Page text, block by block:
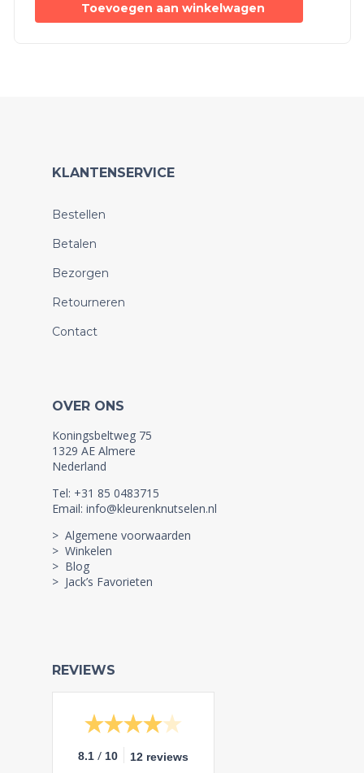
Toevoegen aan winkelwagen
KLANTENSERVICE
Bestellen
Betalen
Bezorgen
Retourneren
Contact
OVER ONS
Koningsbeltweg 75
1329 AE Almere
Nederland
Tel: +31 85 0483715
Email: info@kleurenknutselen.nl
> Algemene voorwaarden
> Winkelen
> Blog
> Jack’s Favorieten
REVIEWS
8.1 / 10 12 reviews